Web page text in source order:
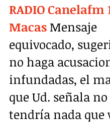
RADIO Canelafm
Macas Mensaje
equivocado,
no haga
infundadas, el
que Ud. señala no
tendría nada que